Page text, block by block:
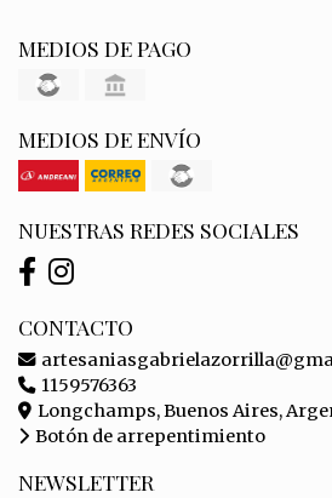
MEDIOS DE PAGO
MEDIOS DE ENVÍO
NUESTRAS REDES SOCIALES
CONTACTO
1159576363
Longchamps, Buenos Aires,
Botón de arrepentimiento
NEWSLETTER